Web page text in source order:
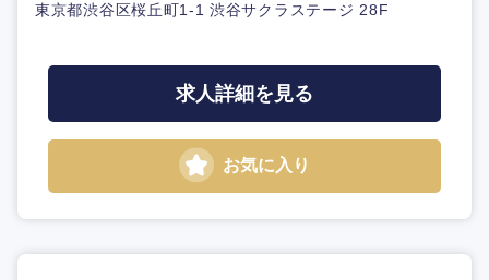
東京都渋谷区桜丘町1-1 渋谷サクラステージ 28F
求人詳細を見る
お気に入り